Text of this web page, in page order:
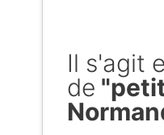
Il s'agit
de